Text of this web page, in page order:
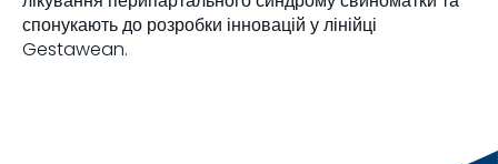
спонукають до розробки інновацій у лінійці
Gestawean.